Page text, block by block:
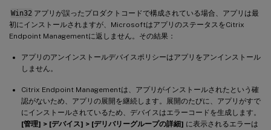
Win32 アプリが誤ったプロダクトコードで構成されている場合、アプリは最
初にインストールされますが、MicrosoftはアプリのステータスをCitrix
Endpoint Managementに返しません。その結果：
アプリのアンインストールデバイスポリシーはアプリをアンインストール
しません。
Citrix Endpoint Managementは、アプリがインストールされたという確
認がないため、アプリの展開を継続します。展開のたびに、アプリがすで
にインストールされているため、デバイスはエラーコードを生成します。
[管理] > [デバイス] > [デリバリーグループの詳細] に表示されるエラーは